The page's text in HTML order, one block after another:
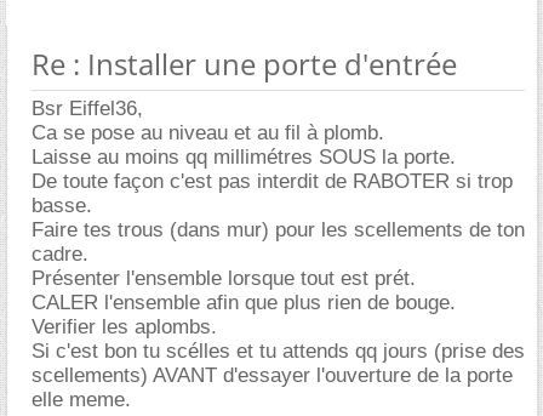
Re : Installer une porte d'entrée
Bsr Eiffel36,
Ca se pose au niveau et au fil à plomb.
Laisse au moins qq millimétres SOUS la porte.
De toute façon c'est pas interdit de RABOTER si trop
basse.
Faire tes trous (dans mur) pour les scellements de ton
cadre.
Présenter l'ensemble lorsque tout est prét.
CALER l'ensemble afin que plus rien de bouge.
Verifier les aplombs.
Si c'est bon tu scélles et tu attends qq jours (prise des
scellements) AVANT d'essayer l'ouverture de la porte
elle meme.